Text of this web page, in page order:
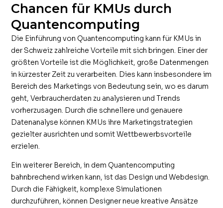
Chancen für KMUs durch
Quantencomputing
Die Einführung von Quantencomputing kann für KMUs in
der Schweiz zahlreiche Vorteile mit sich bringen. Einer der
größten Vorteile ist die Möglichkeit, große Datenmengen
in kürzester Zeit zu verarbeiten. Dies kann insbesondere im
Bereich des Marketings von Bedeutung sein, wo es darum
geht, Verbraucherdaten zu analysieren und Trends
vorherzusagen. Durch die schnellere und genauere
Datenanalyse können KMUs ihre Marketingstrategien
gezielter ausrichten und somit Wettbewerbsvorteile
erzielen.
Ein weiterer Bereich, in dem Quantencomputing
bahnbrechend wirken kann, ist das Design und Webdesign.
Durch die Fähigkeit, komplexe Simulationen
durchzuführen, können Designer neue kreative Ansätze